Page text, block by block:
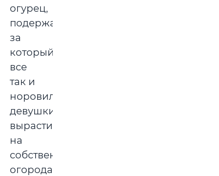
огурец,
подержаться
за
который
все
так и
норовили,
девушки
вырастили
на
собственных
огородах.